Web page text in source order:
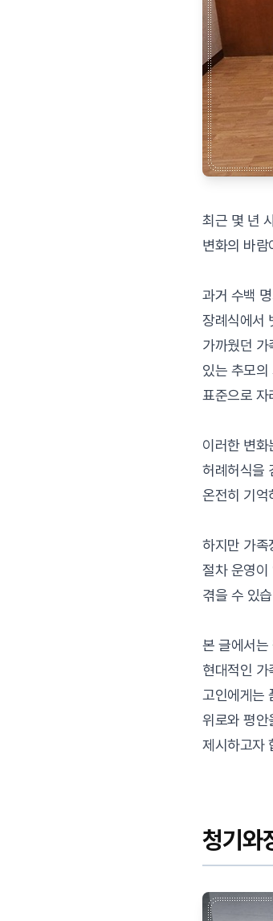
최근 몇 년
변화의 바람
과거 수백
장례식에서
가까웠던 가
있는 추모
표준으로 자
이러한 변화
허례허식을
온전히 기억
하지만 가족
절차 운영이
겪을 수 있
본 글에서는
현대적인 가
고인에게는
위로와 평안
제시하고자
청기와